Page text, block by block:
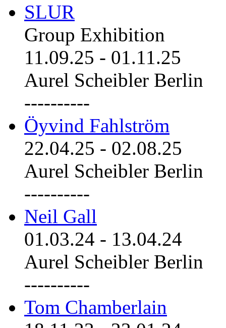
SLUR
Group Exhibition
11.09.25 - 01.11.25
Aurel Scheibler Berlin
----------
Öyvind Fahlström
22.04.25 - 02.08.25
Aurel Scheibler Berlin
----------
Neil Gall
01.03.24 - 13.04.24
Aurel Scheibler Berlin
----------
Tom Chamberlain